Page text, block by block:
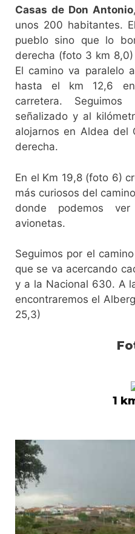
Casas de Don Antonio
unos 200 habitantes.
pueblo sino que lo
derecha (foto 3 km
El camino va paralelo
hasta el km 12,6
carretera.
señalizado y al
alojarnos en Aldea del
derecha.
En el Km 19,8 (foto 6)
más curiosos del
donde podemos
avionetas.
Seguimos por el
que se va acercando
y a la Nacional 630. A
encontraremos el
25,3)
1